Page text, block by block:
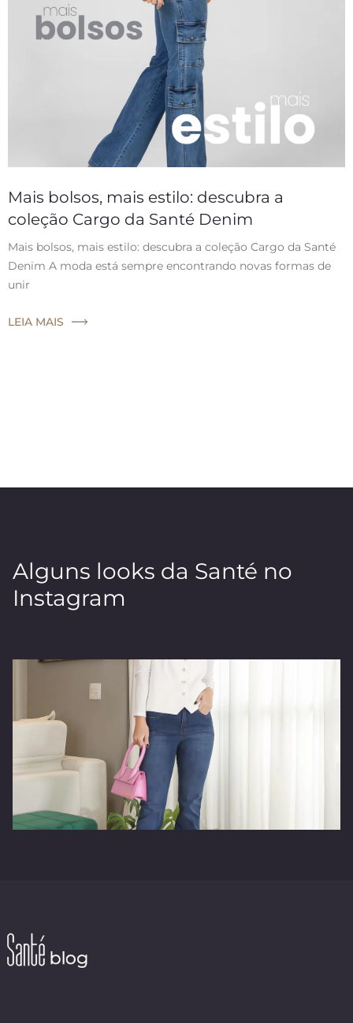
Mais bolsos, mais estilo: descubra a
coleção Cargo da Santé Denim
Mais bolsos, mais estilo: descubra a coleção Cargo da Santé
Denim A moda está sempre encontrando novas formas de
unir
LEIA MAIS
Alguns looks da Santé no
Instagram